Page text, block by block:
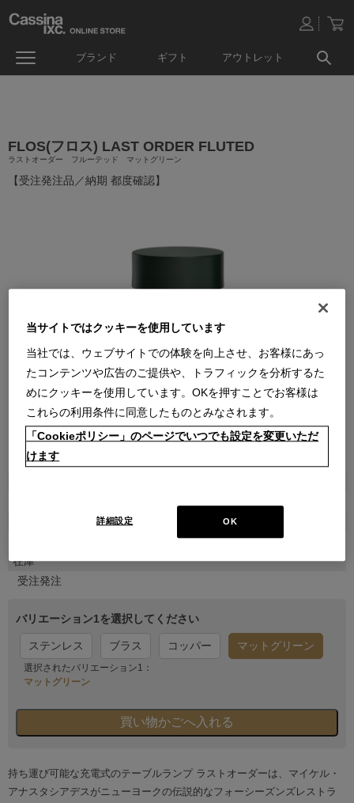
ブランド ギフト アウトレット
FLOS(フロス) LAST ORDER FLUTED
ラストオーダー フルーテッド マットグリーン
【受注発注品／納期 都度確認】
在庫
受注発注
バリエーション1を選択してください
ステンレス ブラス コッパー マットグリーン
選択されたバリエーション1：
マットグリーン
持ち運び可能な充電式のテーブルランプ ラストオーダーは、マイケル・
アナスタシアデスがニューヨークの伝説的なフォーシーズンズレストラ
当サイトではクッキーを使用しています
当社では、ウェブサイトでの体験を向上させ、お客様にあっ
たコンテンツや広告のご提供や、トラフィックを分析するた
めにクッキーを使用しています。OKを押すことでお客様は
これらの利用条件に同意したものとみなされます。
「Cookieポリシー」のページでいつでも設定を変更いただ
けます
OK
詳細設定